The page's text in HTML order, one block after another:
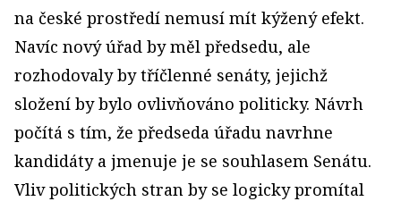
na české prostředí nemusí mít kýžený efekt.
Navíc nový úřad by měl předsedu, ale
rozhodovaly by tříčlenné senáty, jejichž
složení by bylo ovlivňováno politicky. Návrh
počítá s tím, že předseda úřadu navrhne
kandidáty a jmenuje je se souhlasem Senátu.
Vliv politických stran by se logicky promítal